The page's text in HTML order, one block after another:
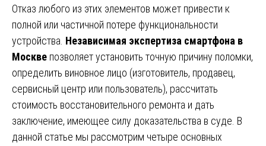
Отказ любого из этих элементов может привести к
полной или частичной потере функциональности
устройства. Независимая экспертиза смартфона в
Москве позволяет установить точную причину поломки,
определить виновное лицо (изготовитель, продавец,
сервисный центр или пользователь), рассчитать
стоимость восстановительного ремонта и дать
заключение, имеющее силу доказательства в суде. В
данной статье мы рассмотрим четыре основных